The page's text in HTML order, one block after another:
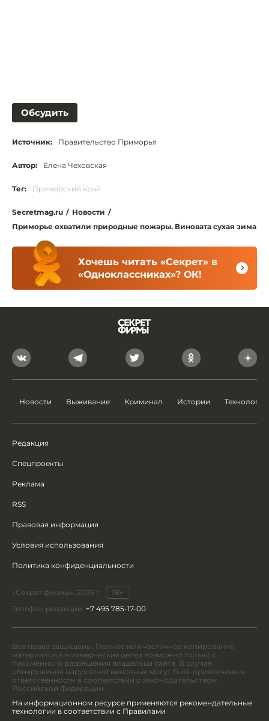
Обсудить
Источник: Правительство Приморья
Автор: Елена Чеховская
Тег: Приморский край
Secretmag.ru / Новости /
Приморье охватили природные пожары. Виновата сухая зима
Хочешь читать «Секрет» в
«Одноклассниках»? ОК!
Новости Выживание Криминал Истории Технологии
Редакция
Спецпроекты
Реклама
RSS
Правовая информация
Условия использования
Политика конфиденциальности
«Секрет фирмы», 2026 г.
18+
Телефон редакции: +7 495 785-17-00
Все права защищены. Полное или частичное копирование
материалов в коммерческих целях возможно только с
письменного разрешения владельца сайта. В случае
обнаружения нарушений виновные могут быть привлечены к
ответственности в соответствии с законодательством
Российской Федерации.
На информационном ресурсе применяются рекомендательные
технологии в соответствии с Правилами